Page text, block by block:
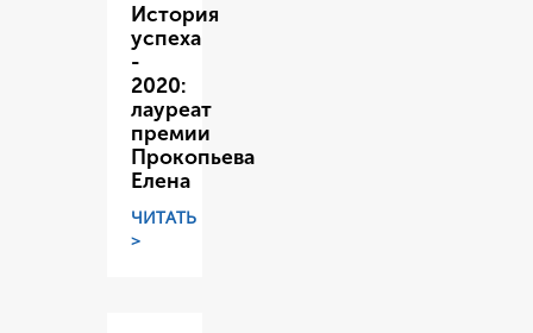
История
успеха
-
2020:
лауреат
премии
Прокопьева
Елена
ЧИТАТЬ
>